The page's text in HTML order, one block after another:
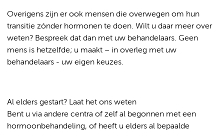
Overigens zijn er ook mensen die overwegen om hun
transitie zónder hormonen te doen. Wilt u daar meer over
weten? Bespreek dat dan met uw behandelaars. Geen
mens is hetzelfde; u maakt – in overleg met uw
behandelaars - uw eigen keuzes.
Al elders gestart? Laat het ons weten
Bent u via andere centra of zelf al begonnen met een
hormoonbehandeling, of heeft u elders al bepaalde